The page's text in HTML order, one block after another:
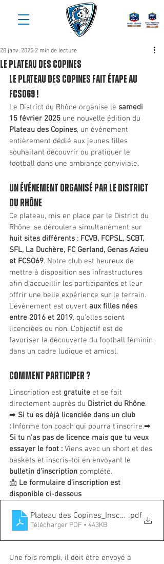
le plateau des copines
28 janv. 2025 2 min de lecture
Le Plateau des Copines fait étape au
FCSO69 !
Le District du Rhône organise le samedi
15 février 2025 une nouvelle édition du
Plateau des Copines, un événement
entièrement dédié aux jeunes filles
souhaitant découvrir ou pratiquer le
football dans une ambiance conviviale.
Un événement organisé par le District
du Rhône
Ce plateau, mis en place par le District du
Rhône, se déroulera simultanément sur
huit sites différents : FCVB, FCPSL, SCBT,
SFL, La Duchère, FC Gerland, Genas Azieu
et FCSO69. Notre club est heureux de
mettre à disposition ses infrastructures
afin d’accueillir les participantes et leur
offrir une belle expérience sur le terrain.
L’événement est ouvert aux filles nées
entre 2016 et 2019, qu’elles soient
licenciées ou non. L’objectif est de
favoriser la découverte du football féminin
dans un cadre ludique et amical.
Comment participer ?
L’inscription est gratuite et se fait
directement auprès du District du Rhône.
➡ Si tu es déjà licenciée dans un club
: Informe ton coach qui pourra t’inscrire.➡
Si tu n’as pas de licence mais que tu veux
essayer le foot : Viens avec un short et des
baskets et inscris-toi en envoyant le
bulletin d’inscription complété.
📩 Le formulaire d’inscription est
disponible ci-dessous
Plateau des Copines_Inscription
.pdf
Télécharger PDF • 443KB
Une fois rempli, il doit être envoyé à